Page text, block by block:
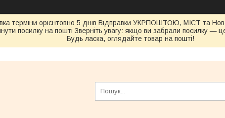
терміни орієнтовно 5 днів Відправки УКРПОШТОЮ, МІСТ та
посилку на пошті Зверніть увагу: якщо ви забрали посилку —
Будь ласка, оглядайте товар на пошті!